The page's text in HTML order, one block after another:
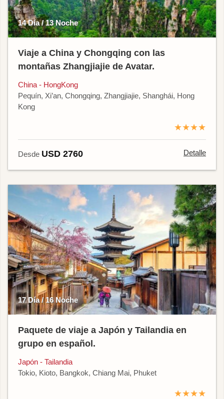
14 Día / 13 Noche
Viaje a China y Chongqing con las
montañas Zhangjiajie de Avatar.
China - HongKong
Pequín, Xi’an, Chongqing, Zhangjiajie, Shanghái, Hong
Kong
★★★★
Desde USD 2760 Detalle
17 Día / 16 Noche
Paquete de viaje a Japón y Tailandia en
grupo en español.
Japón - Tailandia
Tokio, Kioto, Bangkok, Chiang Mai, Phuket
★★★★